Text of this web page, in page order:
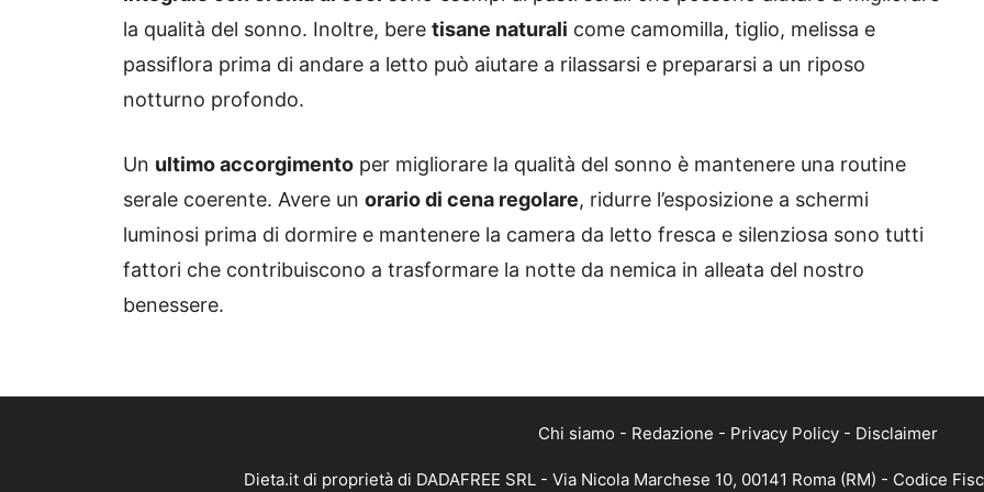
la qualità del sonno. Inoltre, bere tisane naturali come camomilla, tiglio, melissa e
passiflora prima di andare a letto può aiutare a rilassarsi e prepararsi a un riposo
notturno profondo.
Un ultimo accorgimento per migliorare la qualità del sonno è mantenere una routine
serale coerente. Avere un orario di cena regolare, ridurre l’esposizione a schermi
luminosi prima di dormire e mantenere la camera da letto fresca e silenziosa sono tutti
fattori che contribuiscono a trasformare la notte da nemica in alleata del nostro
benessere.
Chi siamo - Redazione - Privacy Policy - Disclaimer
Dieta.it di proprietà di DADAFREE SRL - Via Nicola Marchese 10, 00141 Roma (RM) - Codice